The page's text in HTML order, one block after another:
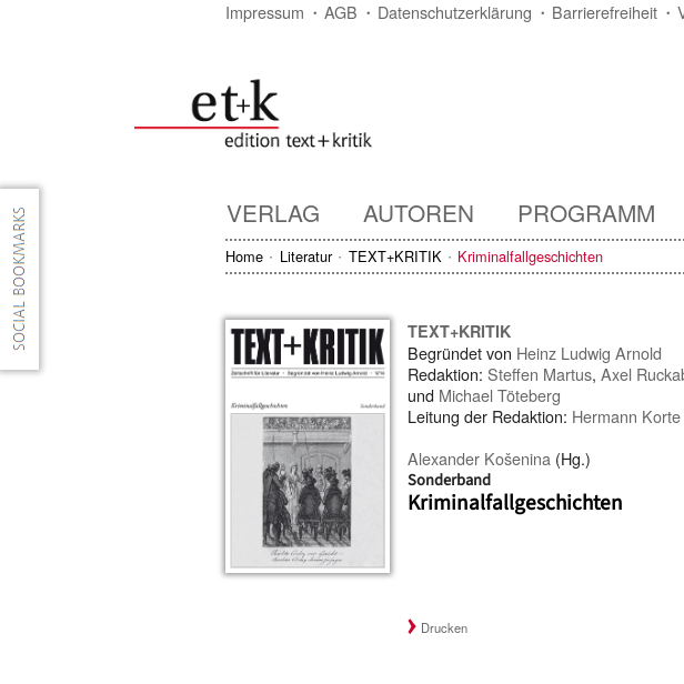
Impressum AGB Datenschutzerklärung Barrierefreiheit
VERLAG AUTOREN PROGRAMM
Home Literatur TEXT+KRITIK Kriminalfallgeschichten
TEXT+KRITIK
Begründet von Heinz Ludwig Arnold
Redaktion:Steffen Martus,Axel
und Michael Töteberg
Leitung der Redaktion: Hermann Korte
Alexander Košenina (Hg.)
Sonderband
Kriminalfallgeschichten
Drucken